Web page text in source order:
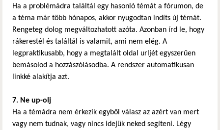
Ha a problémádra találtál egy hasonló témát a fórumon, de
a téma már több hónapos, akkor nyugodtan indíts új témát.
Rengeteg dolog megváltozhatott azóta. Azonban írd le, hogy
rákerestél és találtál is valamit, ami nem elég. A
legpraktikusabb, hogy a megtalált oldal urljét egyszerűen
bemásolod a hozzászólásodba. A rendszer automatikusan
linkké alakítja azt.
7. Ne up-olj
Ha a témádra nem érkezik egyből válasz az azért van mert
vagy nem tudnak, vagy nincs idejük neked segíteni. Légy